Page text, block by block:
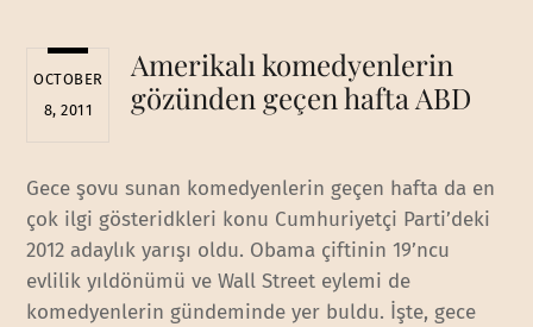
OCTOBER
8, 2011
Amerikalı komedyenlerin
gözünden geçen hafta ABD
Gece şovu sunan komedyenlerin geçen hafta da en
çok ilgi gösteridkleri konu Cumhuriyetçi Parti’deki
2012 adaylık yarışı oldu. Obama çiftinin 19’ncu
evlilik yıldönümü ve Wall Street eylemi de
komedyenlerin gündeminde yer buldu. İşte, gece